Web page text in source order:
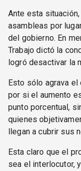
Ante esta
asambleas por
del gobierno. En
Trabajo dictó la
logró desactivar la
Esto sólo agrava
por si el aumento
punto porcentual,
quienes
llegan a cubrir sus
Esta claro que el
sea el interlocutor,